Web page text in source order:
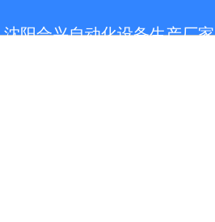
沈阳合兴自动化设备生产厂家
网站首页